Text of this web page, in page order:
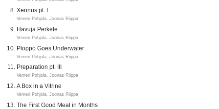
Xennus pt. I
Verneri Pohjola, Joonas Riippa
Havuja Perkele
Verneri Pohjola, Joonas Riippa
Ploppo Goes Underwater
Verneri Pohjola, Joonas Riippa
Preparation pt. III
Verneri Pohjola, Joonas Riippa
A Box in a Vitrine
Verneri Pohjola, Joonas Riippa
The First Good Meal in Months